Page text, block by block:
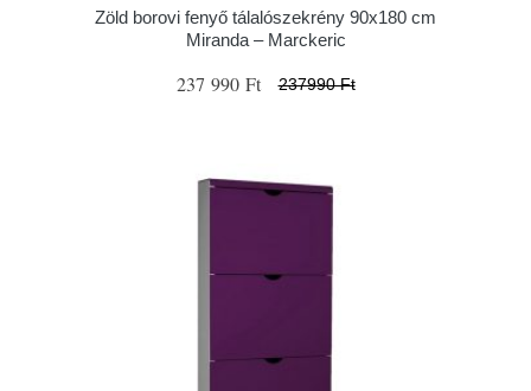
Zöld borovi fenyő tálalószekrény 90x180 cm
Miranda – Marckeric
237 990 Ft 237990 Ft